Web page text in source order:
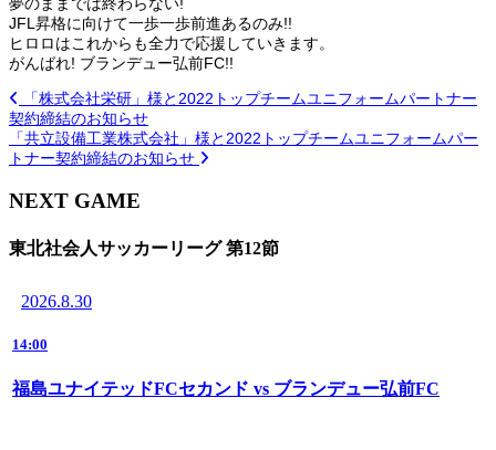
JFL昇格に向けて一歩一歩前進あるのみ!!
ヒロロはこれからも全力で応援していきます。
がんばれ! ブランデュー弘前FC!!
「株式会社栄研」様と2022トップチームユニフォームパートナー
契約締結のお知らせ
「共立設備工業株式会社」様と2022トップチームユニフォームパー
トナー契約締結のお知らせ
NEXT GAME
東北社会人サッカーリーグ 第12節
2026.8.30
14:00
福島ユナイテッドFCセカンド vs ブランデュー弘前FC